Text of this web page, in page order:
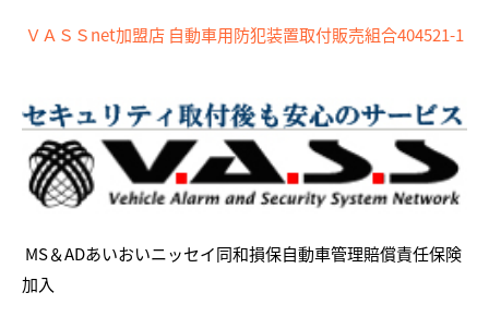
ＶＡＳＳnet加盟店 自動車用防犯装置取付販売組合404521-1
MS＆ADあいおいニッセイ同和損保自動車管理賠償責任保険
加入